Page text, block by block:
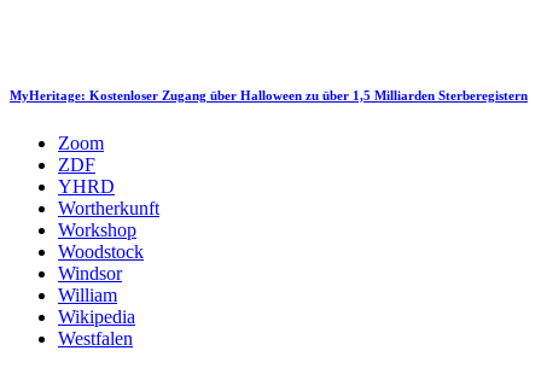
MyHeritage: Kostenloser Zugang über Halloween zu über 1,5 Milliarden Sterberegistern
Zoom
ZDF
YHRD
Wortherkunft
Workshop
Woodstock
Windsor
William
Wikipedia
Westfalen